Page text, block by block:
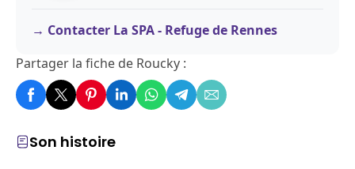
Son histoire
Contacter La SPA - Refuge de Rennes
Partager la fiche de Roucky :